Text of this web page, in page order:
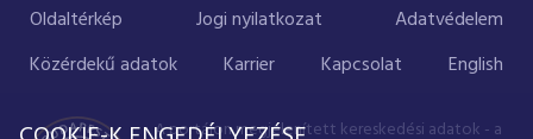
Oldaltérkép Jogi nyilatkozat
Adatvédelem
Közérdekű adatok
Karrier Kapcsolat English
A portálon megjelenített kereskedési adatok - a